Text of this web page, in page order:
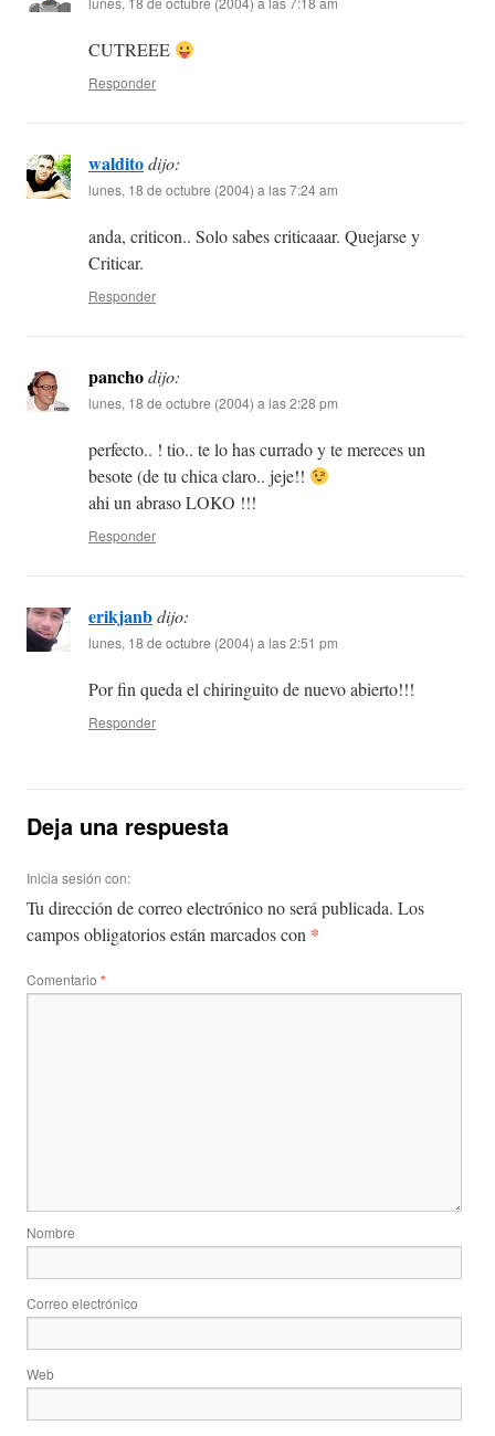
CUTREEE
Responder
walditodijo:
lunes, 18 de octubre (2004) a las 7:24 am
anda, criticon.. Solo sabes criticaaar. Quejarse y
Criticar.
Responder
panchodijo:
lunes, 18 de octubre (2004) a las 2:28 pm
perfecto.. ! tio.. te lo has currado y te mereces un
besote (de tu chica claro.. jeje!!
ahi un abraso LOKO !!!
Responder
erikjanbdijo:
lunes, 18 de octubre (2004) a las 2:51 pm
Por fin queda el chiringuito de nuevo abierto!!!
Responder
Deja una respuesta
Inicia sesión con:
Tu dirección de correo electrónico no será publicada. Los
campos obligatorios están marcados con *
Comentario *
Nombre
Correo electrónico
Web